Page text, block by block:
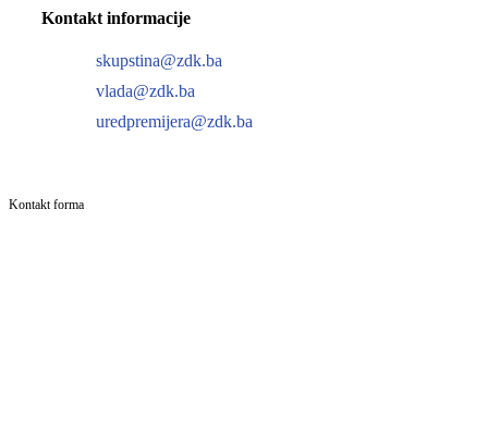
Kontakt informacije
skupstina@zdk.ba
vlada@zdk.ba
uredpremijera@zdk.ba
Kontakt forma